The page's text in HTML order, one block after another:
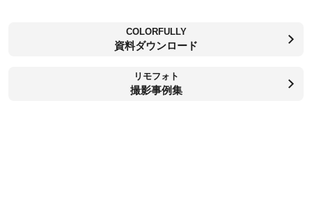
COLORFULLY
資料ダウンロード
リモフォト
撮影事例集